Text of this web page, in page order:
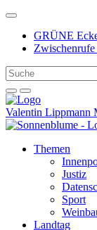
Weiter
Inhalt
GRÜNE
Zwischenrufe
Valentin Lippmann
Themen
Justiz
Sport
Landtag